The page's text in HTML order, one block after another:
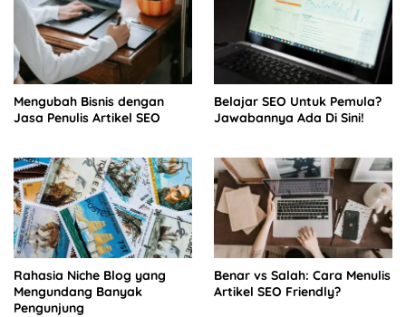
Mengubah Bisnis dengan
Jasa Penulis Artikel SEO
Belajar SEO Untuk Pemula?
Jawabannya Ada Di Sini!
Rahasia Niche Blog yang
Mengundang Banyak
Pengunjung
Benar vs Salah: Cara Menulis
Artikel SEO Friendly?